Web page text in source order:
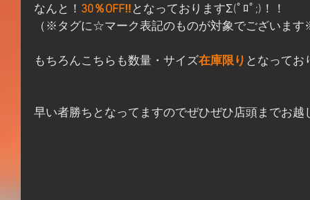
なんと！ 30％OFF‼ となっておりますΣ(ﾟﾛﾟ;)！！
（※タグに☆マーク表記のものが対象でございま
もちろんこちらも数量・サイズ在庫限り となってお
早い者勝ちとなってますのでぜひぜひ店頭までお越